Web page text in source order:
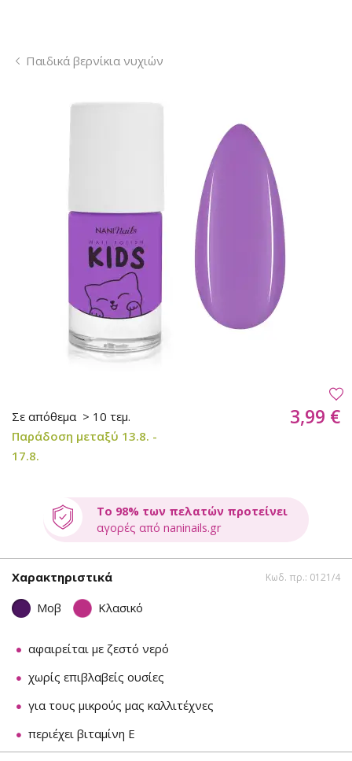
Παιδικά βερνίκια νυχιών
Σε απόθεμα > 10 τεμ.
Παράδοση μεταξύ 13.8. -
17.8.
3,99 €
Το 98% των πελατών προτείνει
αγορές από naninails.gr
Χαρακτηριστικά Κωδ. πρ.: 0121/4
Μοβ Κλασικό
αφαιρείται με ζεστό νερό
χωρίς επιβλαβείς ουσίες
για τους μικρούς μας καλλιτέχνες
περιέχει βιταμίνη Ε